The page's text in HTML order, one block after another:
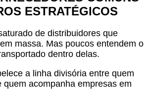
ESTRATÉGICOS
de distribuidores que
massa. Mas poucos entendem o
dentro delas.
a linha divisória entre quem
quem acompanha empresas em